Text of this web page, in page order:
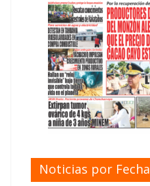
Noticias por Fecha